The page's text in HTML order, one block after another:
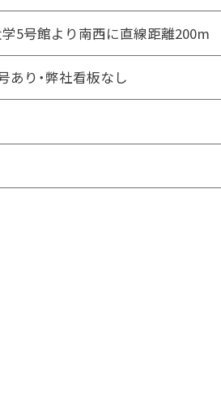
5号館より南西に直線距離200m
あり・弊社看板なし